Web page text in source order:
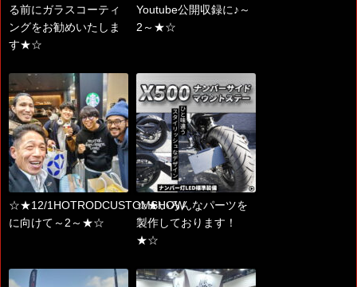
る前にガラスコーティ
ングをお勧めいたしま
す★☆
Youtube公開収録に♪～
2～★☆
☆★12/1HOTRODCUSTOMSHOW
に向けて～2～★☆
☆★いろんなパーツを
製作しております！
★☆